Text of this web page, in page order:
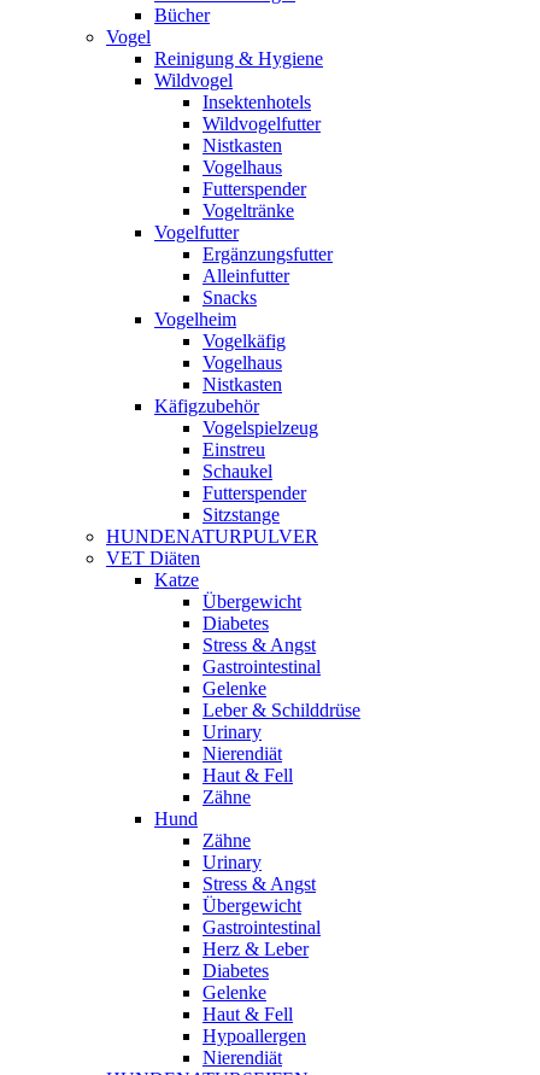
Bücher
Vogel
Reinigung & Hygiene
Wildvogel
Insektenhotels
Wildvogelfutter
Nistkasten
Vogelhaus
Futterspender
Vogeltränke
Vogelfutter
Ergänzungsfutter
Alleinfutter
Snacks
Vogelheim
Vogelkäfig
Vogelhaus
Nistkasten
Käfigzubehör
Vogelspielzeug
Einstreu
Schaukel
Futterspender
Sitzstange
HUNDENATURPULVER
VET Diäten
Katze
Übergewicht
Diabetes
Stress & Angst
Gastrointestinal
Gelenke
Leber & Schilddrüse
Urinary
Nierendiät
Haut & Fell
Zähne
Hund
Zähne
Urinary
Stress & Angst
Übergewicht
Gastrointestinal
Herz & Leber
Diabetes
Gelenke
Haut & Fell
Hypoallergen
Nierendiät